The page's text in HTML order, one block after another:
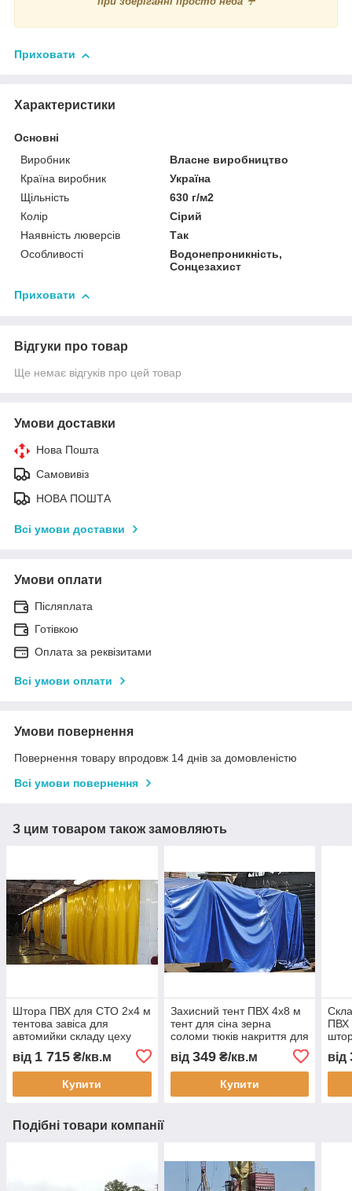
Приховати
Характеристики
Основні
Виробник
Власне виробництво
Країна виробник
Україна
Щільність
630 г/м2
Колір
Сірий
Наявність люверсів
Так
Особливості
Водонепроникність,
Сонцезахист
Приховати
Відгуки про товар
Ще немає відгуків про цей товар
Умови доставки
Нова Пошта
Самовивіз
НОВА ПОШТА
Всі умови доставки
Умови оплати
Післяплата
Готівкою
Оплата за реквізитами
Всі умови оплати
Умови повернення
Повернення товару впродовж 14 днів за домовленістю
Всі умови повернення
З цим товаром також замовляють
Штора ПВХ для СТО 2x4 м
тентова завіса для
автомийки складу цеху
пилу вологи тепла з
монтажем Тент Строй
від 1 715 ₴/кв.м
Купити
Захисний тент ПВХ 4x8 м
тент для сіна зерна
соломи тюків накриття для
будматеріалів укриття
недобудови водостійкий
від 349₴/кв.м
Купити
ПВХ
від
Подібні товари компанії